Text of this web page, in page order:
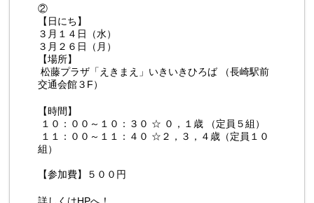
②
【日にち】
３月１４日（水）
３月２６日（月）
【場所】
松藤プラザ「えきまえ」いきいきひろば （長崎駅前
交通会館３F）
【時間】
１０：００～１０：３０ ☆ ０，１歳 （定員５組）
１１：００～１１：４０ ☆２，３，４歳（定員１０
組）
【参加費】５００円